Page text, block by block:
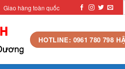
Giao hàng toàn quốc
HOTLINE: 0961 780 798